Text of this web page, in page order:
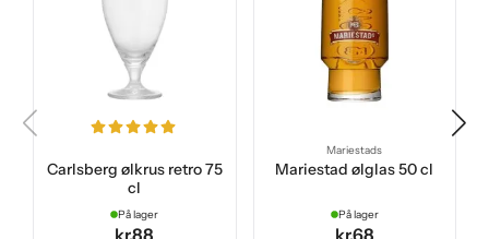
Carlsberg ølkrus retro 75
cl
På lager
Mariestads
Mariestad ølglas 50 cl
På lager